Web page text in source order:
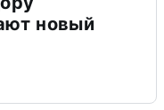
новый